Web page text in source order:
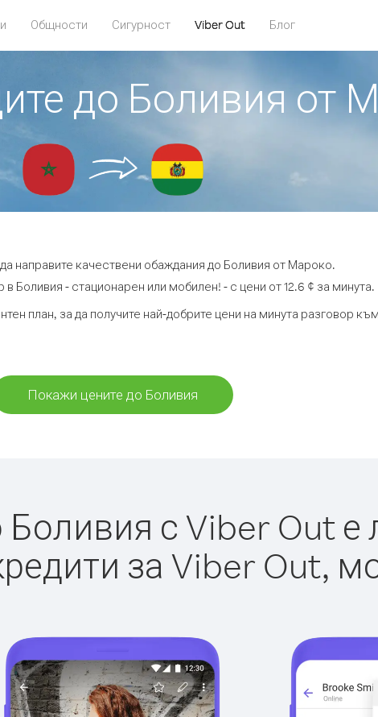
Общности Сигурност Viber Out Блог
до Боливия от
направите качествени обаждания до Боливия от Мароко.
Боливия - стационарен или мобилен! - с цени от 12.6 ¢ за минута.
план, за да получите най-добрите цени на минута разговор
Покажи цените до Боливия
с Viber Out е
за Viber Out,